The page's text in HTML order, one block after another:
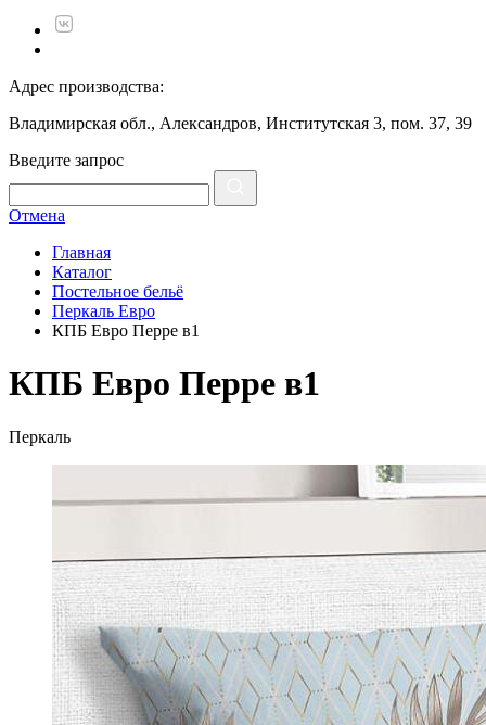
Адрес производства:
Владимирская обл., Александров, Институтская 3, пом. 37, 39
Введите запрос
Отмена
Главная
Каталог
Постельное бельё
Перкаль Евро
КПБ Евро Перре в1
КПБ Евро Перре в1
Перкаль